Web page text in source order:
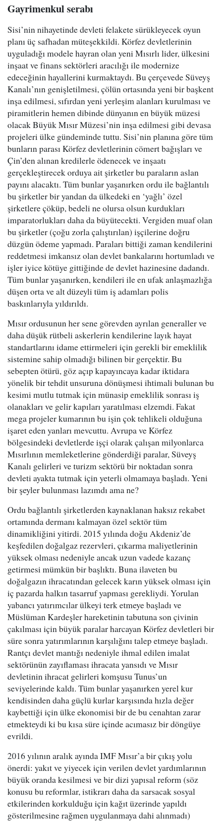
Gayrimenkul serabı
Sisi’nin nihayetinde devleti felakete sürükleyecek oyun
planı üç safhadan müteşekkildi. Körfez devletlerinin
uyguladığı modele hayran olan yeni Mısırlı lider, ülkesini
inşaat ve finans sektörleri aracılığı ile modernize
edeceğinin hayallerini kurmaktaydı. Bu çerçevede Süveyş
Kanalı’nın genişletilmesi, çölün ortasında yeni bir başkent
inşa edilmesi, sıfırdan yeni yerleşim alanları kurulması ve
piramitlerin hemen dibinde dünyanın en büyük müzesi
olacak Büyük Mısır Müzesi’nin inşa edilmesi gibi devasa
projeleri ülke gündeminde tuttu. Sisi’nin planına göre tüm
bunların parası Körfez devletlerinin cömert bağışları ve
Çin’den alınan kredilerle ödenecek ve inşaatı
gerçekleştirecek orduya ait şirketler bu paraların aslan
payını alacaktı. Tüm bunlar yaşanırken ordu ile bağlantılı
bu şirketler bir yandan da ülkedeki en ‘yağlı’ özel
şirketlere çöküp, bedeli ne olursa olsun kurdukları
imparatorlukları daha da büyütecekti. Vergiden muaf olan
bu şirketler (çoğu zorla çalıştırılan) işçilerine doğru
düzgün ödeme yapmadı. Paraları bittiği zaman kendilerini
reddetmesi imkansız olan devlet bankalarını hortumladı ve
işler iyice kötüye gittiğinde de devlet hazinesine dadandı.
Tüm bunlar yaşanırken, kendileri ile en ufak anlaşmazlığa
düşen orta ve alt düzeyli tüm iş adamları polis
baskınlarıyla yıldırıldı.
Mısır ordusunun her sene görevden ayrılan generaller ve
daha düşük rütbeli askerlerin kendilerine layık hayat
standartlarını idame ettirmeleri için gerekli bir emeklilik
sistemine sahip olmadığı bilinen bir gerçektir. Bu
sebepten ötürü, göz açıp kapayıncaya kadar iktidara
yönelik bir tehdit unsuruna dönüşmesi ihtimali bulunan bu
kesimi mutlu tutmak için münasip emeklilik sonrası iş
olanakları ve gelir kapıları yaratılması elzemdi. Fakat
mega projeler kumarının bu işin çok tehlikeli olduğuna
işaret eden yanları mevcuttu. Avrupa ve Körfez
bölgesindeki devletlerde işçi olarak çalışan milyonlarca
Mısırlının memleketlerine gönderdiği paralar, Süveyş
Kanalı gelirleri ve turizm sektörü bir noktadan sonra
devleti ayakta tutmak için yeterli olmamaya başladı. Yeni
bir şeyler bulunması lazımdı ama ne?
Ordu bağlantılı şirketlerden kaynaklanan haksız rekabet
ortamında dermanı kalmayan özel sektör tüm
dinamikliğini yitirdi. 2015 yılında doğu Akdeniz’de
keşfedilen doğalgaz rezervleri, çıkarma maliyetlerinin
yüksek olması nedeniyle ancak uzun vadede kazanç
getirmesi mümkün bir başlıktı. Buna ilaveten bu
doğalgazın ihracatından gelecek karın yüksek olması için
iç pazarda halkın tasarruf yapması gerekliydi. Yorulan
yabancı yatırımcılar ülkeyi terk etmeye başladı ve
Müslüman Kardeşler hareketinin tabutuna son çivinin
çakılması için büyük paralar harcayan Körfez devletleri bir
süre sonra yatırımlarının karşılığını talep etmeye başladı.
Rantçı devlet mantığı nedeniyle ihmal edilen imalat
sektörünün zayıflaması ihracata yansıdı ve Mısır
devletinin ihracat gelirleri komşusu Tunus’un
seviyelerinde kaldı. Tüm bunlar yaşanırken yerel kur
kendisinden daha güçlü kurlar karşısında hızla değer
kaybettiği için ülke ekonomisi bir de bu cenahtan zarar
etmekteydi ki bu kısa süre içinde acımasız bir döngüye
evrildi.
2016 yılının aralık ayında IMF Mısır’a bir çıkış yolu
önerdi: yakıt ve yiyecek için verilen devlet yardımlarının
büyük oranda kesilmesi ve bir dizi yapısal reform (söz
konusu bu reformlar, istikrarı daha da sarsacak sosyal
etkilerinden korkulduğu için kağıt üzerinde yapıldı
gösterilmesine rağmen uygulanmaya dahi alınmadı)